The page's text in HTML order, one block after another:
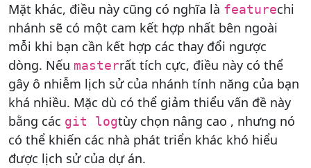
Mặt khác, điều này cũng có nghĩa là featurechi
nhánh sẽ có một cam kết hợp nhất bên ngoài
mỗi khi bạn cần kết hợp các thay đổi ngược
dòng. Nếu masterrất tích cực, điều này có thể
gây ô nhiễm lịch sử của nhánh tính năng của bạn
khá nhiều. Mặc dù có thể giảm thiểu vấn đề này
bằng các git logtùy chọn nâng cao , nhưng nó
có thể khiến các nhà phát triển khác khó hiểu
được lịch sử của dự án.